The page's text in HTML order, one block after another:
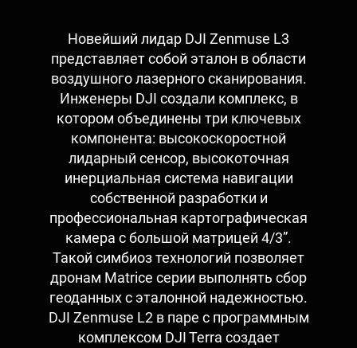
Новейший лидар DJI Zenmuse L3
представляет собой эталон в области
воздушного лазерного сканирования.
Инженеры DJI создали комплекс, в
котором объединены три ключевых
компонента: высокоскоростной
лидарный сенсор, высокоточная
инерциальная система навигации
собственной разработки и
профессиональная картографическая
камера с большой матрицей 4/3”.
Такой симбиоз технологий позволяет
дронам Matrice серии выполнять сбор
геоданных с эталонной надежностью.
DJI Zenmuse L2 в паре с программным
комплексом DJI Terra создает